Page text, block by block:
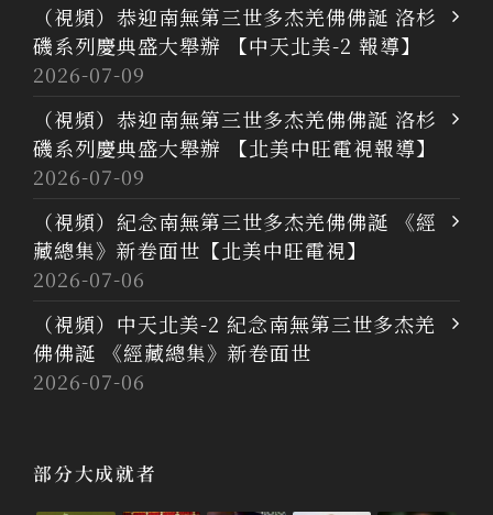
（視頻）恭迎南無第三世多杰羌佛佛誕 洛杉
磯系列慶典盛大舉辦 【中天北美-2 報導】
2026-07-09
（視頻）恭迎南無第三世多杰羌佛佛誕 洛杉
磯系列慶典盛大舉辦 【北美中旺電視報導】
2026-07-09
（視頻）紀念南無第三世多杰羌佛佛誕 《經
藏總集》新卷面世【北美中旺電視】
2026-07-06
（視頻）中天北美-2 紀念南無第三世多杰羌
佛佛誕 《經藏總集》新卷面世
2026-07-06
部分大成就者